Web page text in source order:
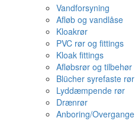
Vandforsyning
Afløb og vandlåse
Kloakrør
PVC rør og fittings
Kloak fittings
Afløbsrør og tilbehør
Blücher syrefaste rør
Lyddæmpende rør
Drænrør
Anboring/Overgange